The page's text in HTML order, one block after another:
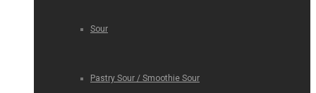
Sour
Pastry Sour / Smoothie Sour